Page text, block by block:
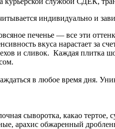
индивидуально и
печенье — все эти
вкуса нарастает за
и сливок. Каждая плитка
в любое время дня.
сыворотка, какао
арахис обжаренный